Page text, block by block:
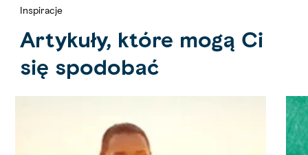
Inspiracje
Artykuły, które mogą Ci
się spodobać